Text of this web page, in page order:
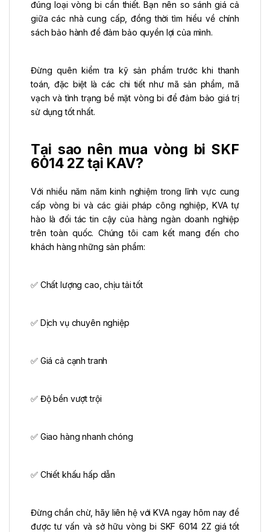
đúng loại vòng bi cần thiết. Bạn nên so sánh giá cả
giữa các nhà cung cấp, đồng thời tìm hiểu về chính
sách bảo hành để đảm bảo quyền lợi của mình.
Đừng quên kiểm tra kỹ sản phẩm trước khi thanh
toán, đặc biệt là các chi tiết như mã sản phẩm, mã
vạch và tình trạng bề mặt vòng bi để đảm bảo giá trị
sử dụng tốt nhất.
Tại sao nên mua vòng bi SKF
6014 2Z tại KAV?
Với nhiều năm năm kinh nghiệm trong lĩnh vực cung
cấp vòng bi và các giải pháp công nghiệp, KVA tự
hào là đối tác tin cậy của hàng ngàn doanh nghiệp
trên toàn quốc. Chúng tôi cam kết mang đến cho
khách hàng những sản phẩm:
✅ Chất lượng cao, chịu tải tốt
✅ Dịch vụ chuyên nghiệp
✅ Giá cả cạnh tranh
✅ Độ bền vượt trội
✅ Giao hàng nhanh chóng
✅ Chiết khấu hấp dẫn
Đừng chần chừ, hãy liên hệ với KVA ngay hôm nay để
được tư vấn và sở hữu vòng bi SKF 6014 2Z giá tốt